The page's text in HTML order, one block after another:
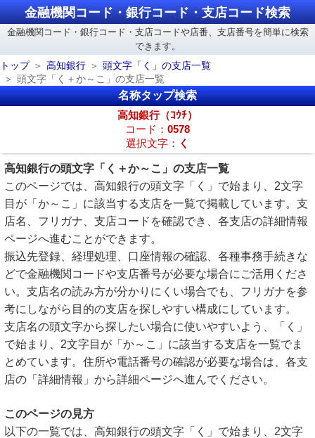
金融機関コード・銀行コード・支店コード検索
金融機関コード・銀行コード・支店コードや店番、支店番号を簡単に検索
できます。
トップ
高知銀行
頭文字「く」の支店一覧
頭文字「く＋か～こ」の支店一覧
名称タップ検索
高知銀行（ｺｳﾁ）
コード： 0578
選択文字：
く
高知銀行の頭文字「く＋か～こ」の支店一覧
このページでは、高知銀行の頭文字「く」で始まり、2文字
目が「か～こ」に該当する支店を一覧で掲載しています。支
店名、フリガナ、支店コードを確認でき、各支店の詳細情報
ページへ進むことができます。
振込先登録、経理処理、口座情報の確認、各種事務手続きな
どで金融機関コードや支店番号が必要な場合にご活用くださ
い。支店名の読み方が分かりにくい場合でも、フリガナを参
考にしながら目的の支店を探しやすい構成にしています。
支店名の頭文字から探したい場合に使いやすいよう、「く」
で始まり、2文字目が「か～こ」に該当する支店を一覧でま
とめています。住所や電話番号の確認が必要な場合は、各支
店の「詳細情報」から詳細ページへ進んでください。
このページの見方
以下の一覧では、高知銀行の頭文字「く」で始まり、2文字